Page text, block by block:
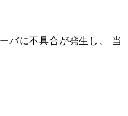
バに不具合が発生し、 当